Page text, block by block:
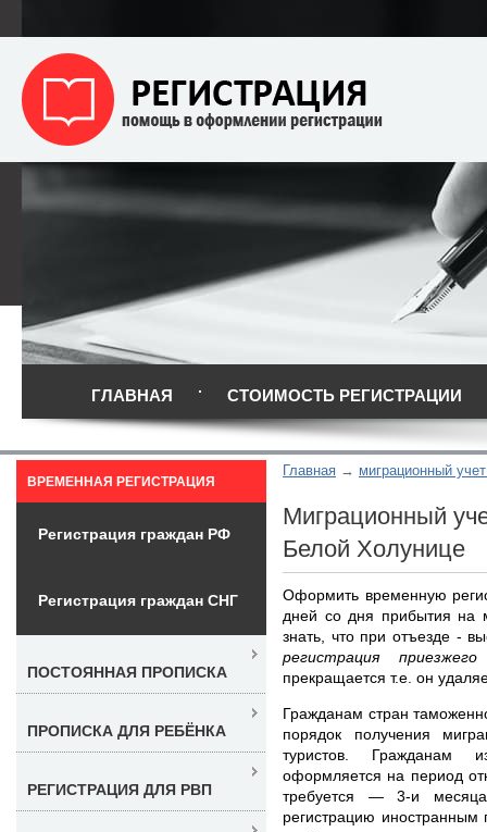
ГЛАВНАЯ СТОИМОСТЬ РЕГИСТРАЦИИ
Главная миграционный
Миграционный
Белой Холунице
Оформить временную
дней со дня прибытия на
знать, что при отъезде -
регистрация
прекращается т.е. он
Гражданам стран
порядок получения
туристов. Гражданам
оформляется на период
требуется — 3-и
регистрацию
ВРЕМЕННАЯ РЕГИСТРАЦИЯ
Регистрация граждан РФ
Регистрация граждан СНГ
ПОСТОЯННАЯ ПРОПИСКА
ПРОПИСКА ДЛЯ РЕБЁНКА
РЕГИСТРАЦИЯ ДЛЯ РВП